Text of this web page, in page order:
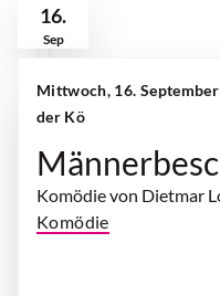
16.
Sep
Mittwoch, 16.
der Kö
Komödie von Dietmar
Komödie